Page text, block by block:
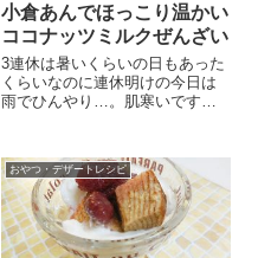
小倉あんでほっこり温かい
ココナッツミルクぜんざい
3連休は暑いくらいの日もあった
くらいなのに連休明けの今日は
雨でひんやり…。肌寒いです。
ました。ぜんざいと言っても普
通のぜんざいじゃなくておいし
いココナッツミルクがたっぷり
入ったココナッ...
おやつ・デザートレシピ